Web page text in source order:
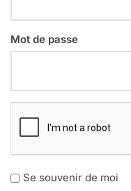
Mot de passe
Se souvenir de moi